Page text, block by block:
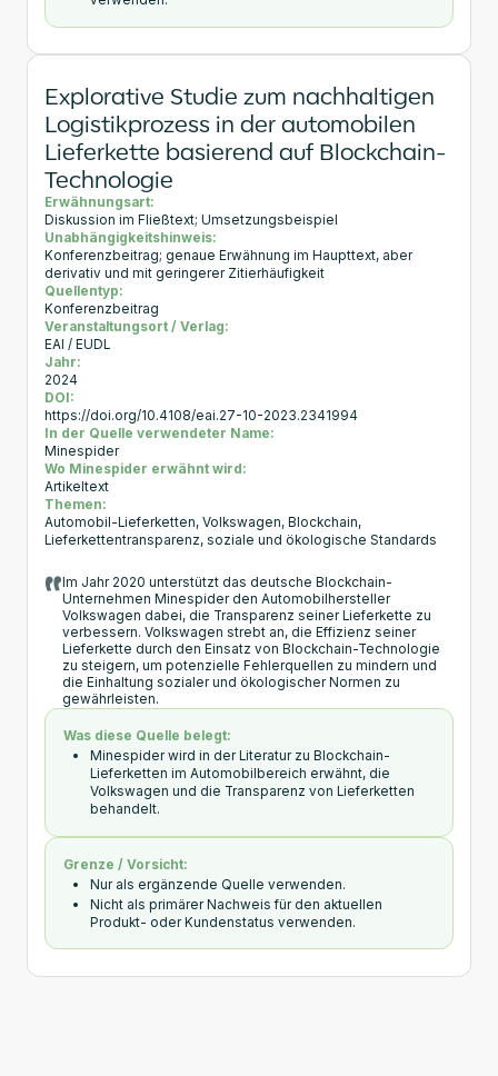
Explorative Studie zum nachhaltigen
Logistikprozess in der automobilen
Lieferkette basierend auf Blockchain-
Technologie
Erwähnungsart:
Diskussion im Fließtext; Umsetzungsbeispiel
Unabhängigkeitshinweis:
Konferenzbeitrag; genaue Erwähnung im Haupttext, aber
derivativ und mit geringerer Zitierhäufigkeit
Quellentyp:
Konferenzbeitrag
Veranstaltungsort / Verlag:
EAI / EUDL
Jahr:
2024
DOI:
https://doi.org/10.4108/eai.27-10-2023.2341994
In der Quelle verwendeter Name:
Minespider
Wo Minespider erwähnt wird:
Artikeltext
Themen:
Automobil-Lieferketten, Volkswagen, Blockchain,
Lieferkettentransparenz, soziale und ökologische Standards
Im Jahr 2020 unterstützt das deutsche Blockchain-
Unternehmen Minespider den Automobilhersteller
Volkswagen dabei, die Transparenz seiner Lieferkette zu
verbessern. Volkswagen strebt an, die Effizienz seiner
Lieferkette durch den Einsatz von Blockchain-Technologie
zu steigern, um potenzielle Fehlerquellen zu mindern und
die Einhaltung sozialer und ökologischer Normen zu
gewährleisten.
Was diese Quelle belegt:
Minespider wird in der Literatur zu Blockchain-
Lieferketten im Automobilbereich erwähnt, die
Volkswagen und die Transparenz von Lieferketten
behandelt.
Grenze / Vorsicht:
Nur als ergänzende Quelle verwenden.
Nicht als primärer Nachweis für den aktuellen
Produkt- oder Kundenstatus verwenden.